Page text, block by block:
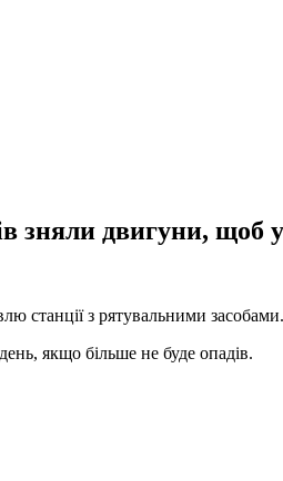
зняли двигуни, щоб
станції з рятувальними засобами.
якщо більше не буде опадів.